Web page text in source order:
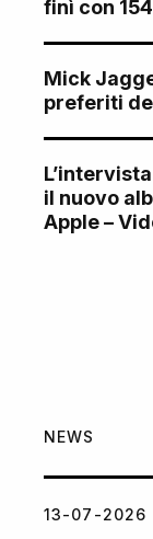
finì con
Mick
preferiti
il nuovo
Apple –
NEWS
13-07-2026